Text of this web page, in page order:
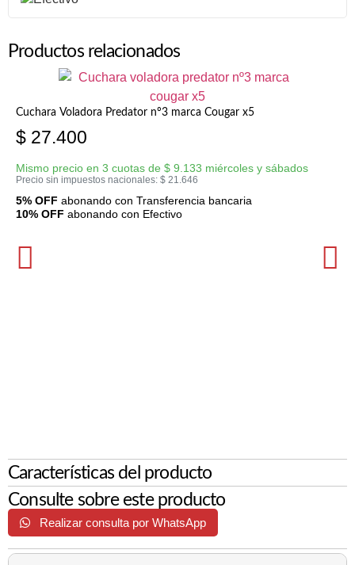
Productos relacionados
Cuchara Voladora Predator nº3 marca Cougar x5
$ 27.400
Mismo precio en 3 cuotas de $ 9.133 miércoles y sábados
Precio sin impuestos nacionales: $ 21.646
5% OFF abonando con Transferencia bancaria
10% OFF abonando con Efectivo
Características del producto
Consulte sobre este producto
Realizar consulta por WhatsApp